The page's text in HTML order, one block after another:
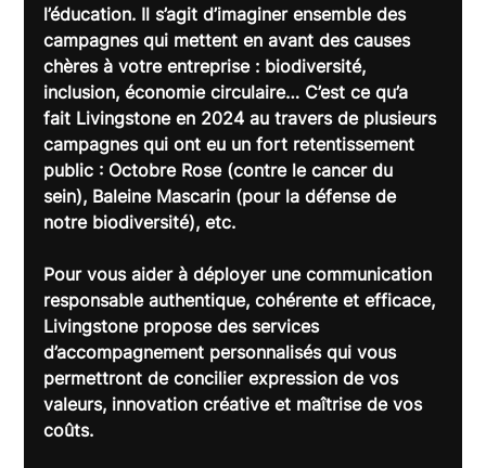
l’éducation. Il s’agit d’imaginer ensemble des
campagnes qui mettent en avant des causes
chères à votre entreprise : biodiversité,
inclusion, économie circulaire… C’est ce qu’a
fait Livingstone en 2024 au travers de plusieurs
campagnes qui ont eu un fort retentissement
public : Octobre Rose (contre le cancer du
sein), Baleine Mascarin (pour la défense de
notre biodiversité), etc.
Pour vous aider à déployer une communication
responsable authentique, cohérente et efficace,
Livingstone propose des services
d’accompagnement personnalisés qui vous
permettront de concilier expression de vos
valeurs, innovation créative et maîtrise de vos
coûts.